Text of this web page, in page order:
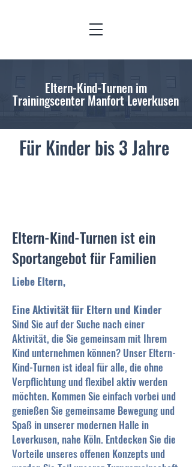
Eltern-Kind-Turnen im
Trainingscenter Manfort Leverkusen
Für Kinder bis 3 Jahre
Eltern-Kind-Turnen ist ein
Sportangebot für Familien
Liebe Eltern,
Eine Aktivität für Eltern und Kinder
Sind Sie auf der Suche nach einer
Aktivität, die Sie gemeinsam mit Ihrem
Kind unternehmen können? Unser Eltern-
Kind-Turnen ist ideal für alle, die ohne
Verpflichtung und flexibel aktiv werden
möchten. Kommen Sie einfach vorbei und
genießen Sie gemeinsame Bewegung und
Spaß in unserer modernen Halle in
Leverkusen, nahe Köln. Entdecken Sie die
Vorteile unseres offenen Konzepts und